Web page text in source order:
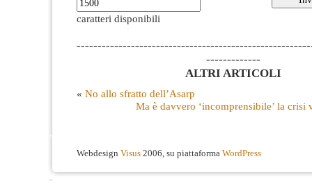
caratteri disponibili
-------------
ALTRI ARTICOLI
« No allo sfratto dell’Asarp
Ma è davvero ‘incomprensibile’ la crisi
Webdesign Visus 2006, su piattaforma WordPress